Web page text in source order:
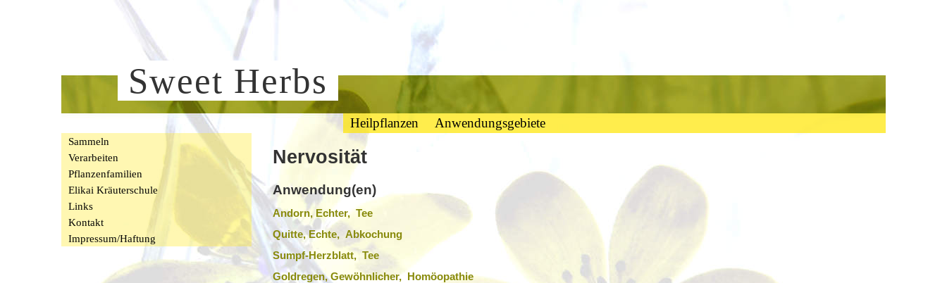
Sweet Herbs
Heilpflanzen Anwendungsgebiete
Sammeln
Verarbeiten
Pflanzenfamilien
Elikai Kräuterschule
Links
Kontakt
Impressum/Haftung
Nervosität
Anwendung(en)
Andorn, Echter, Tee
Quitte, Echte, Abkochung
Sumpf-Herzblatt, Tee
Goldregen, Gewöhnlicher, Homöopathie